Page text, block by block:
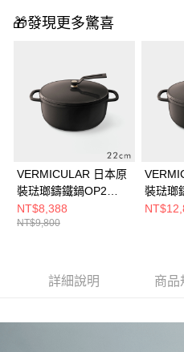
🎁發現更多驚喜
VERMICULAR 日本原
裝琺瑯鑄鐵鍋OP2
22cm (榛子棕)
NT$8,388
NT$9,800
裝琺瑯
26cm (
詳細說明 商品